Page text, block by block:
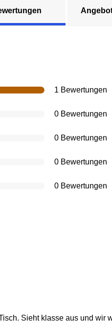
1 Bewertungen
0 Bewertungen
0 Bewertungen
0 Bewertungen
0 Bewertungen
Sieht klasse aus und wir